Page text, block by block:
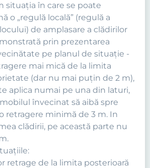
situaţia în care se poate
o „regulă locală” (regulă a
de amplasare a clădirilor
prin prezentarea
pe planul de situaţie -
mai mică de la limita
(dar nu mai puţin de 2 m),
aplica numai pe una din laturi,
învecinat să aibă spre
retragere minimă de 3 m. In
clădirii, pe această parte nu
retrage de la limita posterioară